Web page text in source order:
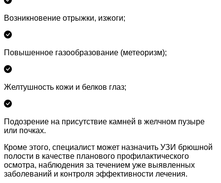
Возникновение отрыжки, изжоги;
Повышенное газообразование (метеоризм);
Желтушность кожи и белков глаз;
Подозрение на присутствие камней в желчном пузыре
или почках.
Кроме этого, специалист может назначить УЗИ брюшной
полости в качестве планового профилактического
осмотра, наблюдения за течением уже выявленных
заболеваний и контроля эффективности лечения.